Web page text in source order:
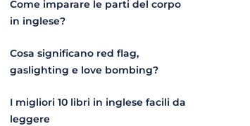
Come imparare le parti del corpo
in inglese?
Cosa significano red flag,
gaslighting e love bombing?
I migliori 10 libri in inglese facili da
leggere